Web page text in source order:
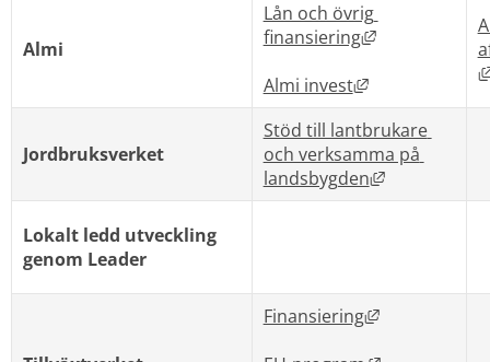
Almi
Lån och övrig
finansiering Länk till
Almi invest Länk till
Jordbruksverket
Stöd till lantbrukare
och verksamma på
landsbygden
Länk till
Lokalt ledd utveckling
genom Leader
Finansiering Länk till